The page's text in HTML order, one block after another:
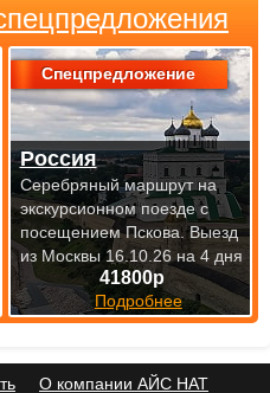
Спецпредложение
41800р
Подробнее
Россия
Серебряный маршрут на
экскурсионном поезде с
посещением Пскова.Выезд
из Москвы 16.10.26 на 4 дня
О компании АЙС НАТ